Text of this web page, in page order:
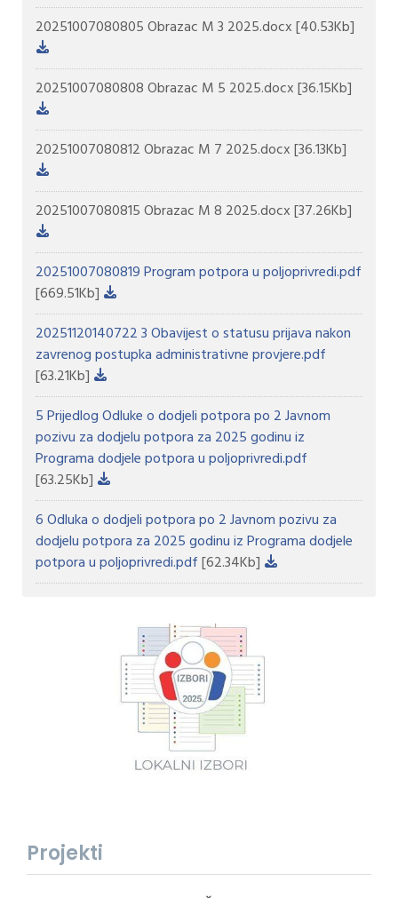
20251007080805 Obrazac M 3 2025.docx[40.53Kb]
20251007080808 Obrazac M 5 2025.docx[36.15Kb]
20251007080812 Obrazac M 7 2025.docx[36.13Kb]
20251007080815 Obrazac M 8 2025.docx[37.26Kb]
20251007080819 Program potpora u poljoprivredi.pdf
[669.51Kb]
20251120140722 3 Obavijest o statusu prijava nakon
zavrenog postupka administrativne provjere.pdf
[63.21Kb]
5 Prijedlog Odluke o dodjeli potpora po 2 Javnom
pozivu za dodjelu potpora za 2025 godinu iz
Programa dodjele potpora u poljoprivredi.pdf
[63.25Kb]
6 Odluka o dodjeli potpora po 2 Javnom pozivu za
dodjelu potpora za 2025 godinu iz Programa dodjele
potpora u poljoprivredi.pdf[62.34Kb]
Projekti